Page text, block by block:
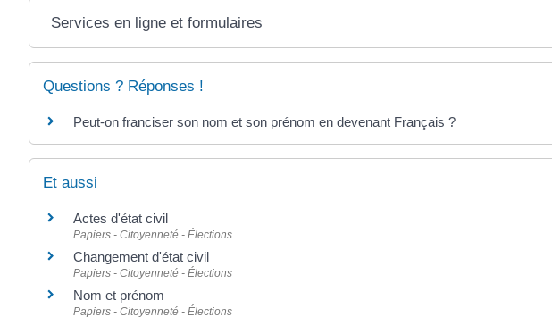
Services en ligne et formulaires
Questions ? Réponses !
Peut-on franciser son nom et son prénom en devenant Français ?
Et aussi
Actes d'état civil
Papiers - Citoyenneté - Élections
Changement d'état civil
Papiers - Citoyenneté - Élections
Nom et prénom
Papiers - Citoyenneté - Élections